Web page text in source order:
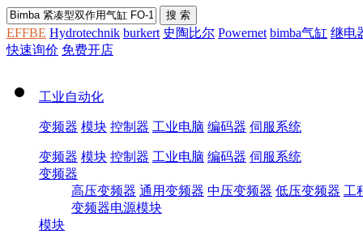
EFFBE Hydrotechnik burkert 史陶比尔 Powernet bimba气缸 继电
快速询价 免费开店
工业自动化
变频器 模块 控制器 工业电脑 编码器 伺服系统
变频器 模块 控制器 工业电脑 编码器 伺服系统
变频器
高压变频器 通用变频器 中压变频器 低压变频器 工
变频器电源模块
模块